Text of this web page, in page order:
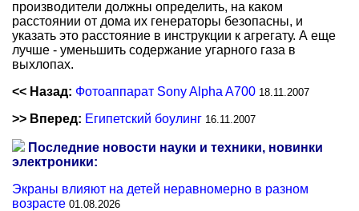
производители должны определить, на каком
расстоянии от дома их генераторы безопасны, и
указать это расстояние в инструкции к агрегату. А еще
лучше - уменьшить содержание угарного газа в
выхлопах.
<< Назад: Фотоаппарат Sony Alpha A700 18.11.2007
>> Вперед: Египетский боулинг 16.11.2007
Последние новости науки и техники, новинки
электроники:
Экраны влияют на детей неравномерно в разном
возрасте 01.08.2026